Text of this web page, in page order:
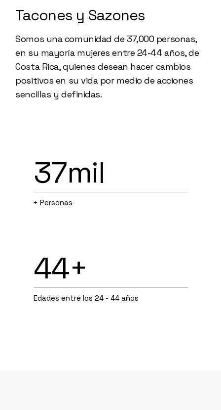
Tacones y Sazones
Somos una comunidad de 37,000 personas,
en su mayoría mujeres entre 24-44 años, de
Costa Rica, quienes desean hacer cambios
positivos en su vida por medio de acciones
sencillas y definidas.
37mil
+ Personas
44+
Edades entre los 24 - 44 años